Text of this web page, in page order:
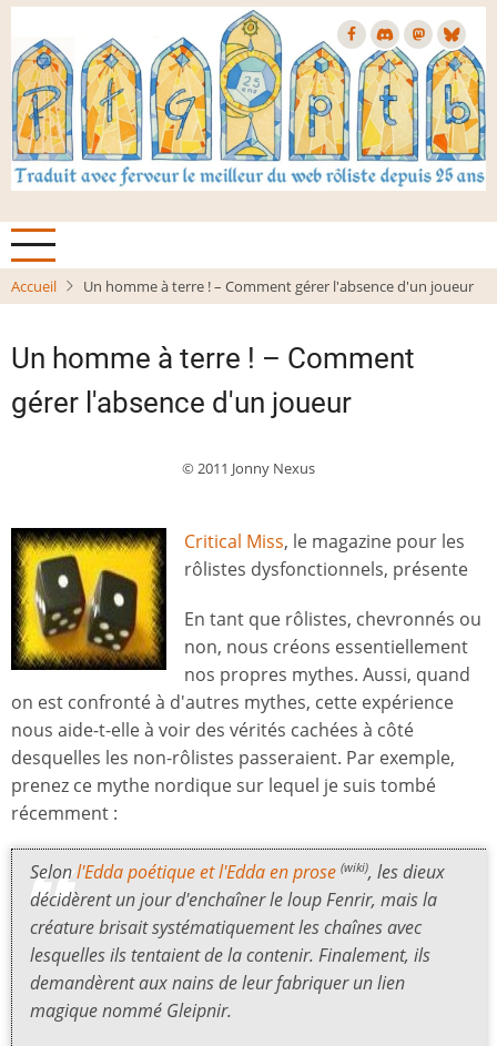
Aller
contenu
principal
Accueil Un homme à terre ! – Comment gérer l'absence d'un joueur
Un homme à terre ! – Comment
gérer l'absence d'un joueur
© 2011 Jonny Nexus
Critical Miss, le magazine pour les
rôlistes dysfonctionnels, présente
En tant que rôlistes, chevronnés ou
non, nous créons essentiellement
nos propres mythes. Aussi, quand
on est confronté à d'autres mythes, cette expérience
nous aide-t-elle à voir des vérités cachées à côté
desquelles les non-rôlistes passeraient. Par exemple,
prenez ce mythe nordique sur lequel je suis tombé
récemment :
Selonl'Edda poétique et l'Edda en prose (wiki), les dieux
décidèrent un jour d'enchaîner le loup Fenrir, mais la
créature brisait systématiquement les chaînes avec
lesquelles ils tentaient de la contenir. Finalement, ils
demandèrent aux nains de leur fabriquer un lien
magique nommé Gleipnir.